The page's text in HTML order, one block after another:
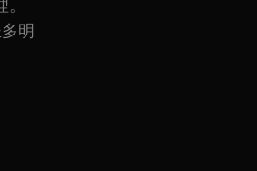
明